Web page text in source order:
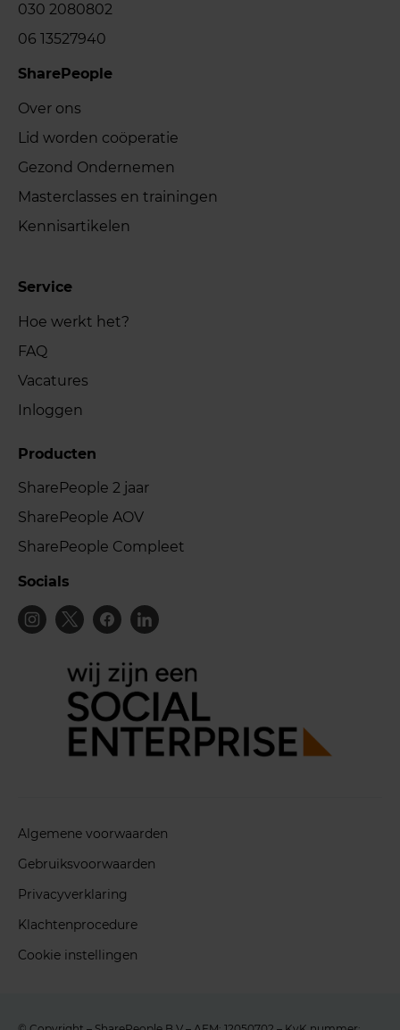
030 2080802
06 13527940
SharePeople
Over ons
Lid worden coöperatie
Gezond Ondernemen
Masterclasses en trainingen
Kennisartikelen
Service
Hoe werkt het?
FAQ
Vacatures
Inloggen
Producten
SharePeople 2 jaar
SharePeople AOV
SharePeople Compleet
Socials
Algemene voorwaarden
Gebruiksvoorwaarden
Privacyverklaring
Klachtenprocedure
Cookie instellingen